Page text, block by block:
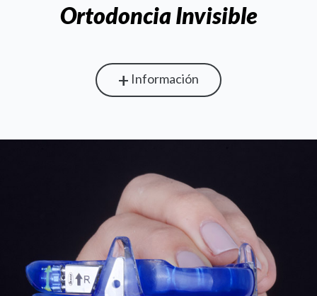
Ortodoncia Invisible
+ Información